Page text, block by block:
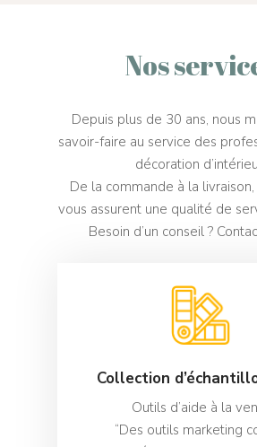
Nos
Depuis plus de 30 ans, nous
savoir-faire au service des
décoration
De la commande à la
vous assurent une qualité de
Besoin d’un conseil ?
Collection
Outils d’aide à la
“Des outils marketing